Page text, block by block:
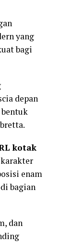
yang
bagi
depan
bentuk
kotak
enam
bagian
dan